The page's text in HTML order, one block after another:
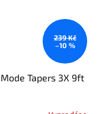
239 Kč
–10 %
Tapers 3X 9ft